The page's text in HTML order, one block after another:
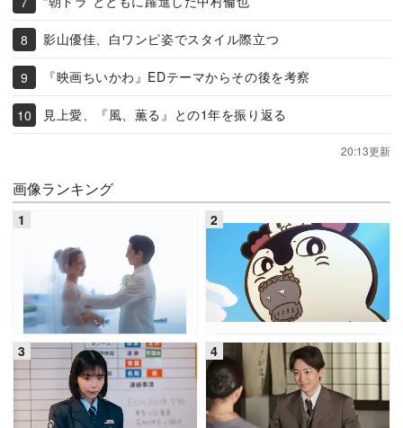
影山優佳、白ワンピ姿でスタイル際立つ
『映画ちいかわ』EDテーマからその後を考察
見上愛、『風、薫る』との1年を振り返る
20:13更新
画像ランキング